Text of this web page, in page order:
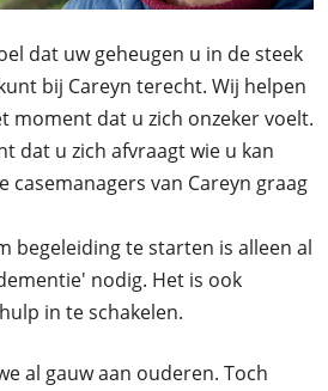
dat uw geheugen u in de steek
bij Careyn terecht. Wij helpen
moment dat u zich onzeker voelt.
dat u zich afvraagt wie u kan
casemanagers van Careyn graag
begeleiding te starten is alleen al
nodig. Het is ook
in te schakelen.
al gauw aan ouderen. Toch